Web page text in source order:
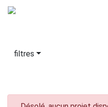
filtres